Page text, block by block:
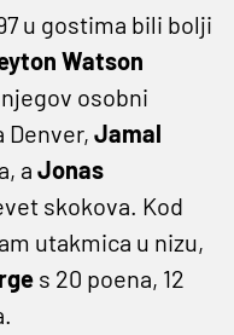
u gostima bili bolji
Watson
osobni
Denver, Jamal
a Jonas
skokova. Kod
utakmica u nizu,
s 20 poena, 12